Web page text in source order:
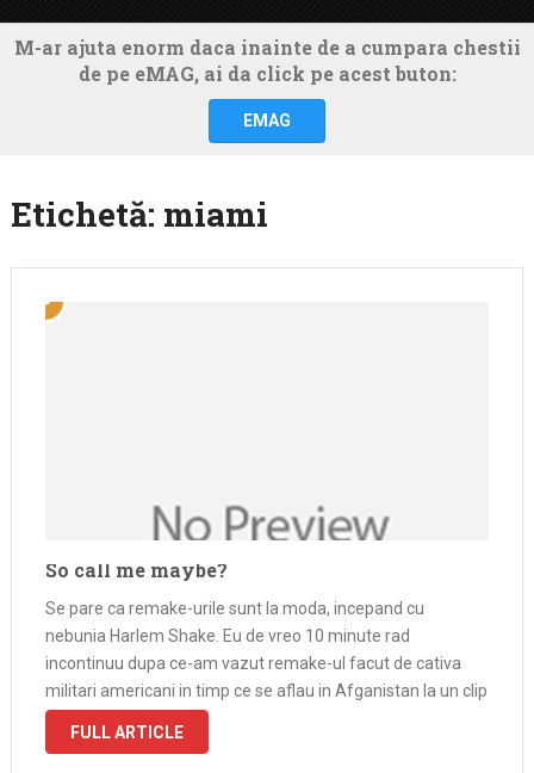
M-ar ajuta enorm daca inainte de a cumpara chestii
de pe eMAG, ai da click pe acest buton:
EMAG
Etichetă: miami
So call me maybe?
Se pare ca remake-urile sunt la moda, incepand cu
nebunia Harlem Shake. Eu de vreo 10 minute rad
incontinuu dupa ce-am vazut remake-ul facut de cativa
militari americani in timp ce se aflau in Afganistan la un clip
cu majorete. Daca in cel original va puteti delecta
FULL ARTICLE